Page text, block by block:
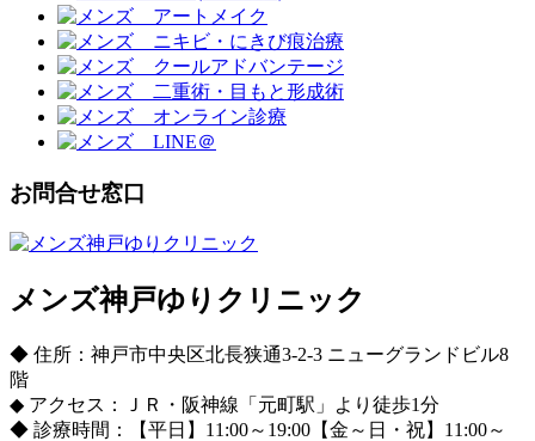
お問合せ窓口
メンズ神戸ゆりクリニック
◆ 住所：神戸市中央区北長狭通3-2-3 ニューグランドビル8
階
◆ アクセス：ＪＲ・阪神線「元町駅」より徒歩1分
◆ 診療時間：【平日】11:00～19:00【金～日・祝】11:00～